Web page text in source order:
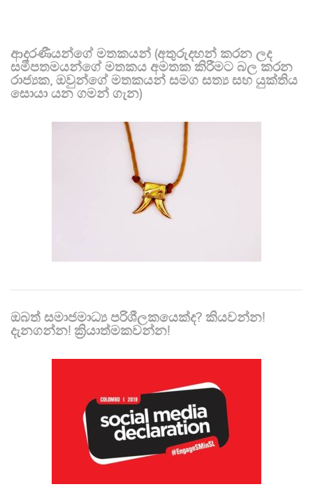
ආදරණීයන්ගේ මතකයන් (අතුරුදහන් කරන ලද
සමීපතමයන්ගේ මතකය අමතක කිරීමට බල කරන
රාජ්‍යක, ඔවුන්ගේ මතකයන් සමග සත්‍ය සහ යුක්තිය
සොයා යන ගමන් ගැන)
ඔබත් සමාජමාධ්‍ය පරිශීලකයෙක්ද? කියවන්න!
දැනගන්න! ක්‍රියාත්මකවන්න!